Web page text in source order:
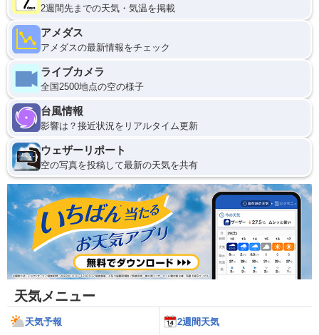
2週間先までの天気・気温を掲載
アメダス
アメダスの最新情報をチェック
ライブカメラ
全国2500地点の空の様子
台風情報
影響は？接近状況をリアルタイム更新
ウェザーリポート
空の写真を投稿して最新の天気を共有
天気メニュー
天気予報 2週間天気